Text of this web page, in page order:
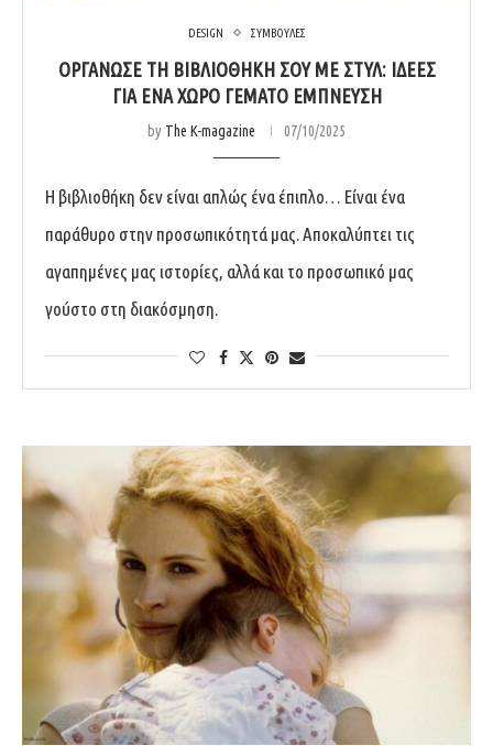
DESIGN ΣΥΜΒΟΥΛΕΣ
ΟΡΓΆΝΩΣΕ ΤΗ ΒΙΒΛΙΟΘΉΚΗ ΣΟΥ ΜΕ ΣΤΥΛ: ΙΔΈΕΣ
ΓΙΑ ΈΝΑ ΧΏΡΟ ΓΕΜΆΤΟ ΈΜΠΝΕΥΣΗ
by The K-magazine 07/10/2025
Η βιβλιοθήκη δεν είναι απλώς ένα έπιπλο… Είναι ένα
παράθυρο στην προσωπικότητά μας. Αποκαλύπτει τις
αγαπημένες μας ιστορίες, αλλά και το προσωπικό μας
γούστο στη διακόσμηση.